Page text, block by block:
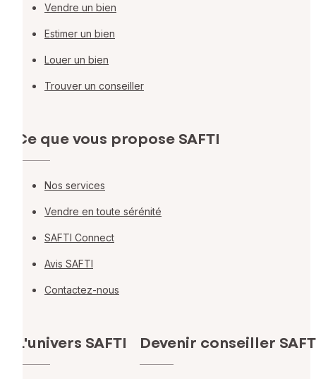
Vendre un bien
Estimer un bien
Louer un bien
Trouver un conseiller
Ce que vous propose SAFTI
Nos services
Vendre en toute sérénité
SAFTI Connect
Avis SAFTI
Contactez-nous
L'univers SAFTI Devenir conseiller